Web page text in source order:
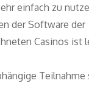
einfach zu
der Software der
Casinos ist
Teilnahme